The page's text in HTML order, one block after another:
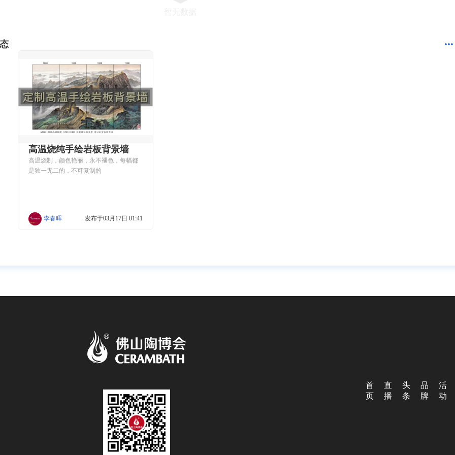
高温烧纯手绘岩板背景墙
高温烧制，颜色艳丽，永不褪色，每幅都
是独一无二的，不可复制的
李春晖 发布于03月17日 01:41
首
页
直
播
头
条
品
牌
活
动